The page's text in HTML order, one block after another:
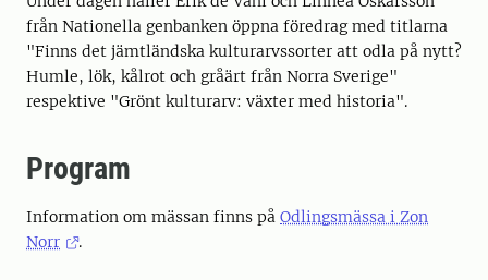
från Nationella genbanken öppna föredrag med titlarna
"Finns det jämtländska kulturarvssorter att odla på nytt?
Humle, lök, kålrot och gråärt från Norra Sverige"
respektive "Grönt kulturarv: växter med historia".
Program
Information om mässan finns på Odlingsmässa i Zon
Norr
.